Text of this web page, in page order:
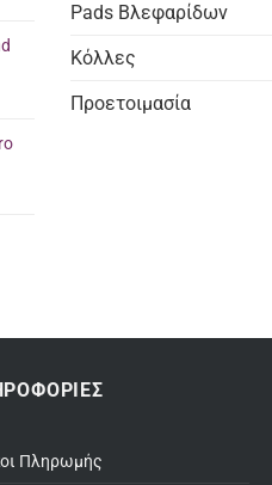
Pads Βλεφαρίδων
Κόλλες
Προετοιμασία
Πληρωμής